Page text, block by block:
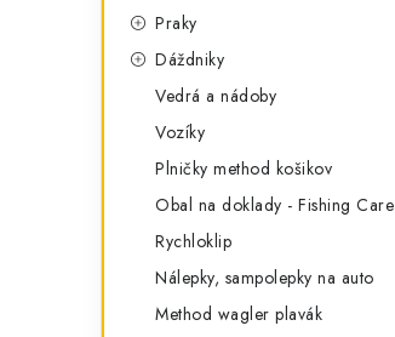
Praky
Dáždniky
Vedrá a nádoby
Vozíky
Plničky method košikov
Obal na doklady - Fishing Care
Rychloklip
Nálepky, sampolepky na auto
Method wagler plavák